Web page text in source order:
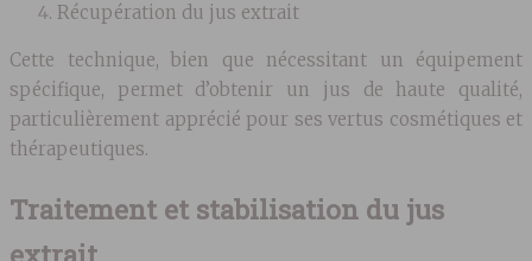
Récupération du jus extrait
Cette technique, bien que nécessitant un équipement
spécifique, permet d’obtenir un jus de haute qualité,
particulièrement apprécié pour ses vertus cosmétiques et
thérapeutiques.
Traitement et stabilisation du jus
extrait